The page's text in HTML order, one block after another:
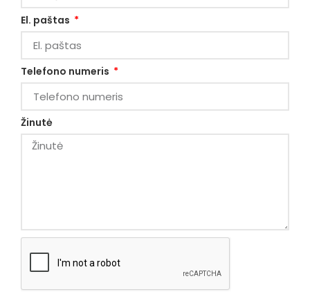
El. paštas
Telefono numeris
Žinutė